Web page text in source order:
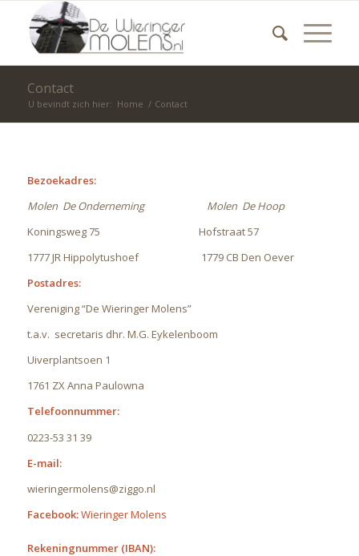
Contact
U bevindt zich hier: Home / Contact
Bezoekadres:
Molen De Onderneming Molen De Hoop
Koningsweg 75 Hofstraat 57
1777 JR Hippolytushoef 1779 CB Den Oever
Postadres:
Vereniging “De Wieringer Molens”
t.a.v. secretaris dhr. M.G. Eykelenboom
Uiverplantsoen 1
1761 ZX Anna Paulowna
Telefoonnummer:
0223-53 31 39
E-mail:
wieringermolens@ziggo.nl
Facebook:Wieringer Molens
Rekeningnummer (IBAN):